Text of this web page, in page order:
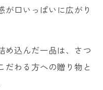
が口いっぱいに広がり
め込んだ一品は、さつ
だわる方への贈り物と